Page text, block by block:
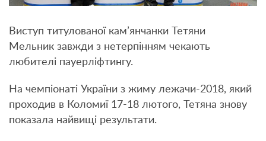
Виступ титулованої кам’янчанки Тетяни
Мельник завжди з нетерпінням чекають
любителі пауерліфтингу.
На чемпіонаті України з жиму лежачи-2018, який
проходив в Коломиї 17-18 лютого, Тетяна знову
показала найвищі результати.